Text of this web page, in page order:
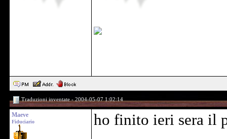
Traduzioni inventate - 2004-05-07 1:02:14
Maeve
Fiduciario ho finito ieri sera il